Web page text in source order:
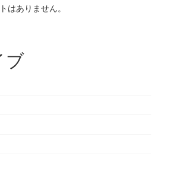
はありません。
ブ